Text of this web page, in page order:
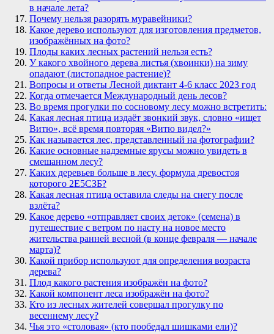
в начале лета?
Почему нельзя разорять муравейники?
Какое дерево используют для изготовления предметов,
изображённых на фото?
Плоды каких лесных растений нельзя есть?
У какого хвойного дерева листья (хвоинки) на зиму
опадают (листопадное растение)?
Вопросы и ответы Лесной диктант 4-6 класс 2023 год
Когда отмечается Международный день лесов?
Во время прогулки по сосновому лесу можно встретить:
Какая лесная птица издаёт звонкий звук, словно «ищет
Витю», всё время повторяя «Витю видел?»
Как называется лес, представленный на фотографии?
Какие основные надземные ярусы можно увидеть в
смешанном лесу?
Каких деревьев больше в лесу, формула древостоя
которого 2E5СЗБ?
Какая лесная птица оставила следы на снегу после
взлёта?
Какое дерево «отправляет своих деток» (семена) в
путешествие с ветром по насту на новое место
жительства ранней весной (в конце февраля — начале
марта)?
Какой прибор используют для определения возраста
дерева?
Плод какого растения изображён на фото?
Какой компонент леса изображён на фото?
Кто из лесных жителей совершал прогулку по
весеннему лесу?
Чья это «столовая» (кто пообедал шишками ели)?